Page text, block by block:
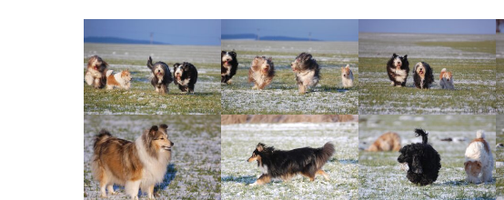
Vrh „K“
Vrh „J“
Vrh „I“
Vrh „H“ – externí vrh
Iowerth
Fercart Cidaris